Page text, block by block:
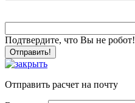
Подтвердите, что Вы не робот!
Отправить расчет на почту